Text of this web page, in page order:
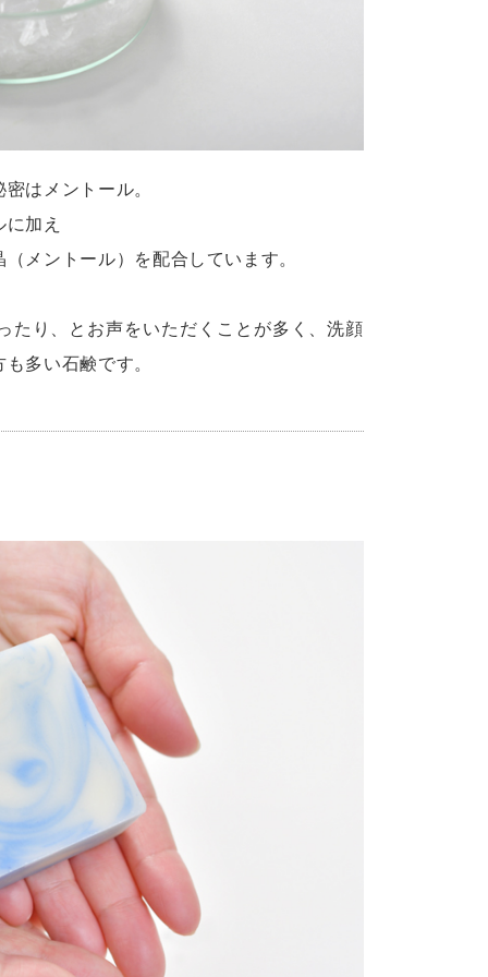
はメントール。
加え
メントール）を配合しています。
たり、とお声をいただくことが多く、洗顔
多い石鹸です。